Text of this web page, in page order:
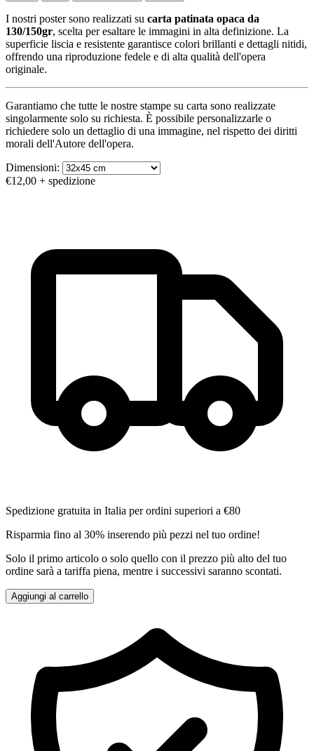
I nostri poster sono realizzati su carta patinata opaca da
130/150gr, scelta per esaltare le immagini in alta definizione. La
superficie liscia e resistente garantisce colori brillanti e dettagli nitidi,
offrendo una riproduzione fedele e di alta qualità dell'opera
originale.
Garantiamo che tutte le nostre stampe su carta sono realizzate
singolarmente solo su richiesta. È possibile personalizzarle o
richiedere solo un dettaglio di una immagine, nel rispetto dei diritti
morali dell'Autore dell'opera.
Dimensioni:
€12,00 + spedizione
Spedizione gratuita in Italia per ordini superiori a €80
Risparmia fino al 30% inserendo più pezzi nel tuo ordine!
Solo il primo articolo o solo quello con il prezzo più alto del tuo
ordine sarà a tariffa piena, mentre i successivi saranno scontati.
Aggiungi al carrello